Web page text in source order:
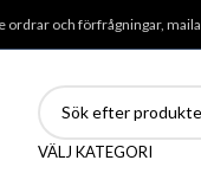
ordrar och förfrågningar, maila
VÄLJ KATEGORI